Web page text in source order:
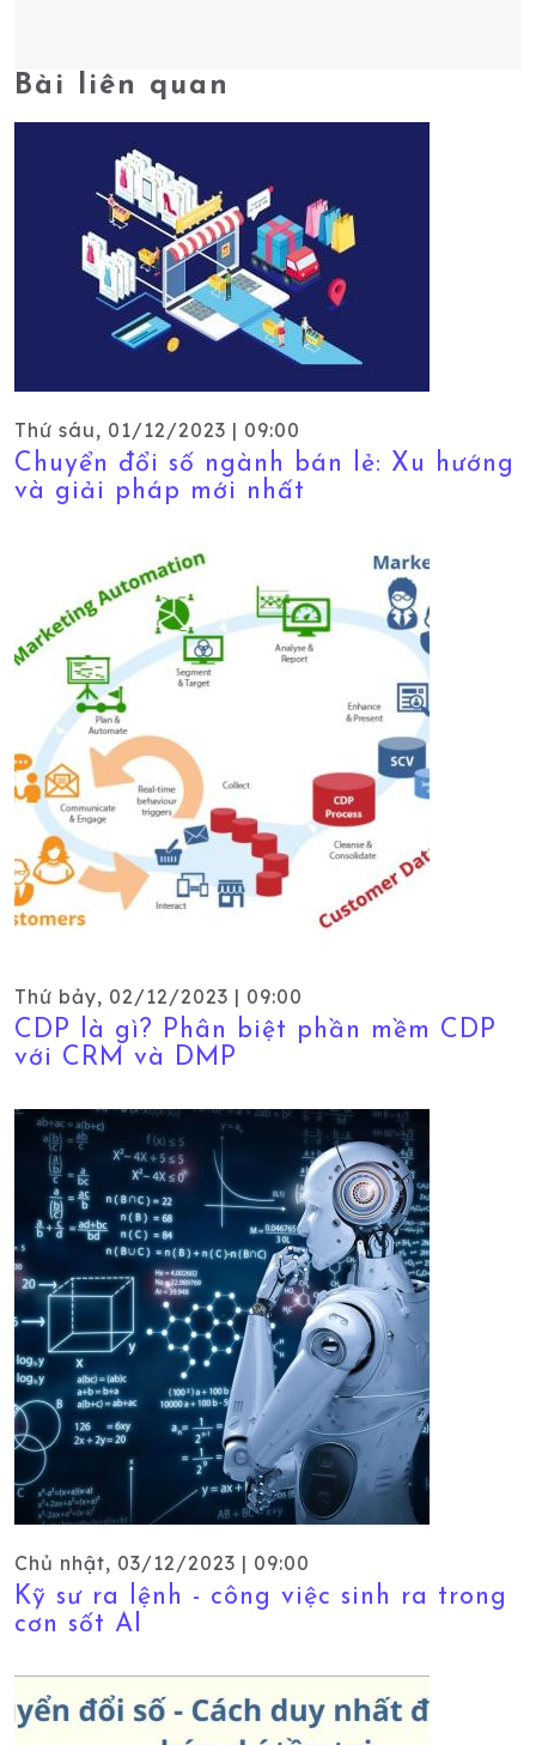
Bài liên quan
Thứ sáu, 01/12/2023 | 09:00
Chuyển đổi số ngành bán lẻ: Xu hướng
và giải pháp mới nhất
Thứ bảy, 02/12/2023 | 09:00
CDP là gì? Phân biệt phần mềm CDP
với CRM và DMP
Chủ nhật, 03/12/2023 | 09:00
Kỹ sư ra lệnh - công việc sinh ra trong
cơn sốt AI